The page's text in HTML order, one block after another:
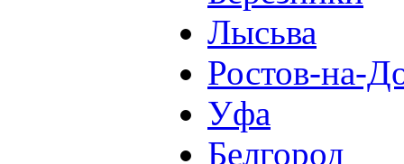
Лысьва
Ростов-на-
Уфа
Белгород